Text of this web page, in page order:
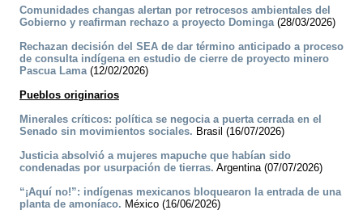
Comunidades changas alertan por retrocesos ambientales del
Gobierno y reafirman rechazo a proyecto Dominga(28/03/2026)
Rechazan decisión del SEA de dar término anticipado a proceso
de consulta indígena en estudio de cierre de proyecto minero
Pascua Lama(12/02/2026)
Pueblos originarios
Minerales críticos: política se negocia a puerta cerrada en el
Senado sin movimientos sociales. Brasil (16/07/2026)
Justicia absolvió a mujeres mapuche que habían sido
condenadas por usurpación de tierras. Argentina (07/07/2026)
“¡Aquí no!”: indígenas mexicanos bloquearon la entrada de una
planta de amoníaco. México (16/06/2026)